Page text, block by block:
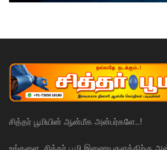
சித்தர் பூமியின் ஆன்மீக அன்பர்களே..!
உங்களை, சித்தர் பூமி இணையதளத்திற்கு